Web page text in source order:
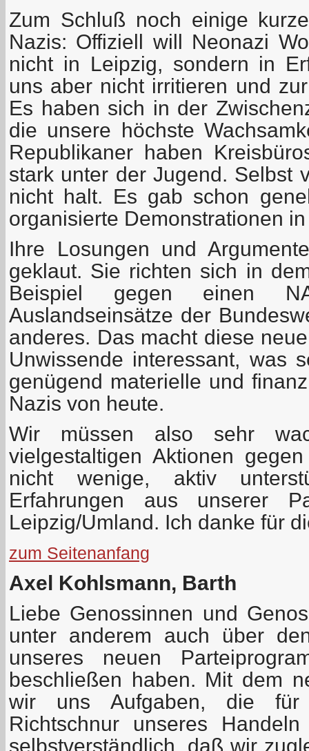
Zum Schluß noch einige
Nazis: Offiziell will Neonazi
nicht in Leipzig, sondern in
uns aber nicht irritieren und
Es haben sich in der
die unsere höchste
Republikaner haben
stark unter der Jugend. Selbst
nicht halt. Es gab schon
organisierte Demonstrationen
Ihre Losungen und
geklaut. Sie richten sich in
Beispiel gegen einen
Auslandseinsätze der
anderes. Das macht diese
Unwissende interessant, was
genügend materielle und
Nazis von heute.
Wir müssen also sehr
vielgestaltigen Aktionen
nicht wenige, aktiv
Erfahrungen aus unserer
Leipzig/Umland. Ich danke für
zum Seitenanfang
Axel Kohlsmann, Barth
Liebe Genossinnen und
unter anderem auch über
unseres neuen
beschließen haben. Mit dem
wir uns Aufgaben, die für
Richtschnur unseres
selbstverständlich, daß wir